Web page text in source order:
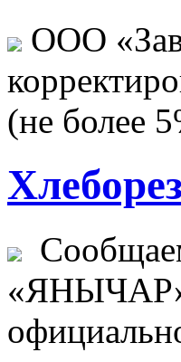
ООО
(не более